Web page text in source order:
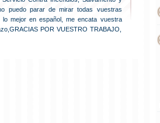
puedo parar de mirar todas vuestras
mejor en español, me encata vuestra
POR VUESTRO TRABAJO,